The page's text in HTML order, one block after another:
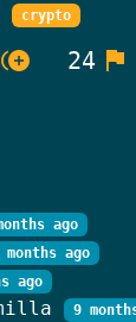
Valv 2
crypto
control_point_duplicate 24 flag
ago
months ago
ago
9